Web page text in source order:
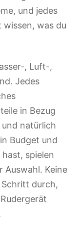
und jedes
wissen, was du
, Luft-,
Jedes
in Bezug
natürlich
Budget und
spielen
Auswahl. Keine
durch,